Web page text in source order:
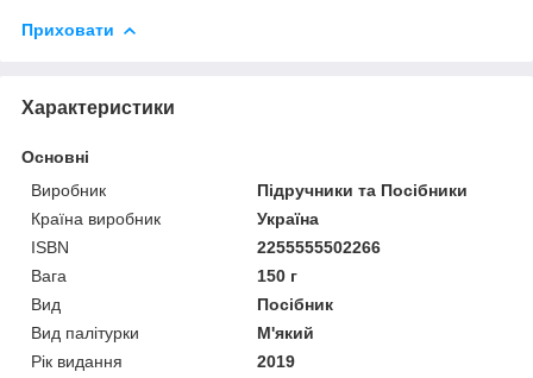
Приховати
Характеристики
Основні
Виробник
Підручники та Посібники
Країна виробник
Україна
ISBN
2255555502266
Вага
150 г
Вид
Посібник
Вид палітурки
М'який
Рік видання
2019